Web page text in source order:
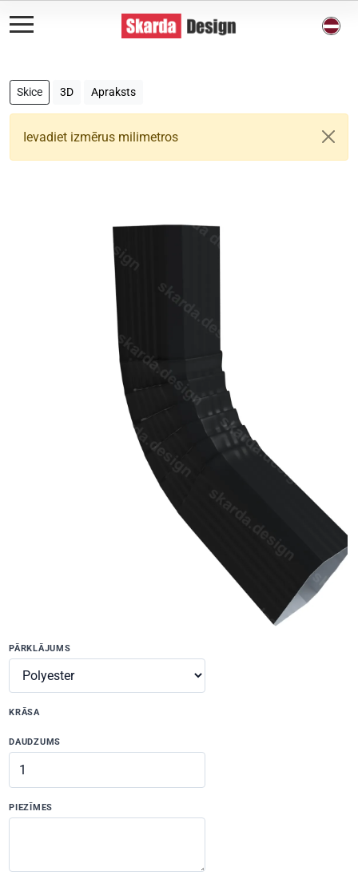
Skice 3D Apraksts
Ievadiet izmērus milimetros
PĀRKLĀJUMS
KRĀSA
DAUDZUMS
PIEZĪMES